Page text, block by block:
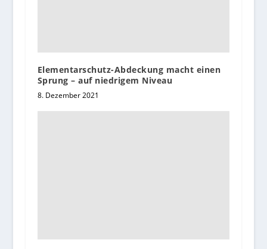
Elementarschutz-Abdeckung macht einen
Sprung – auf niedrigem Niveau
8. Dezember 2021